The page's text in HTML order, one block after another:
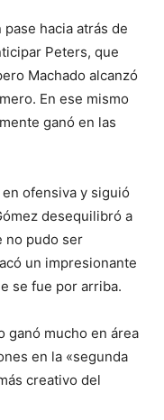
hacia atrás de
Peters, que
Machado alcanzó
En ese mismo
ganó en las
ofensiva y siguió
desequilibró a
no pudo ser
un impresionante
se fue por arriba.
ganó mucho en área
en la «segunda
creativo del